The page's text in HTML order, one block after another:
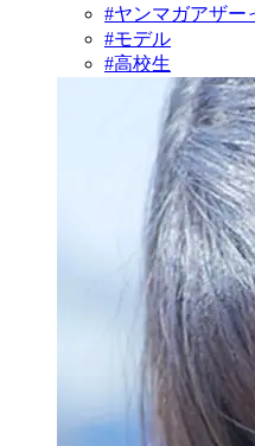
#ヤンマガアザー
#モデル
#高校生